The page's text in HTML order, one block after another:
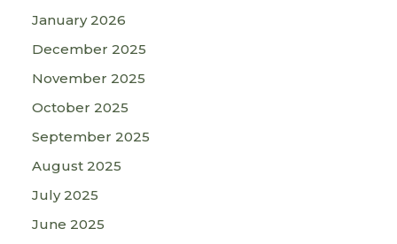
January 2026
December 2025
November 2025
October 2025
September 2025
August 2025
July 2025
June 2025